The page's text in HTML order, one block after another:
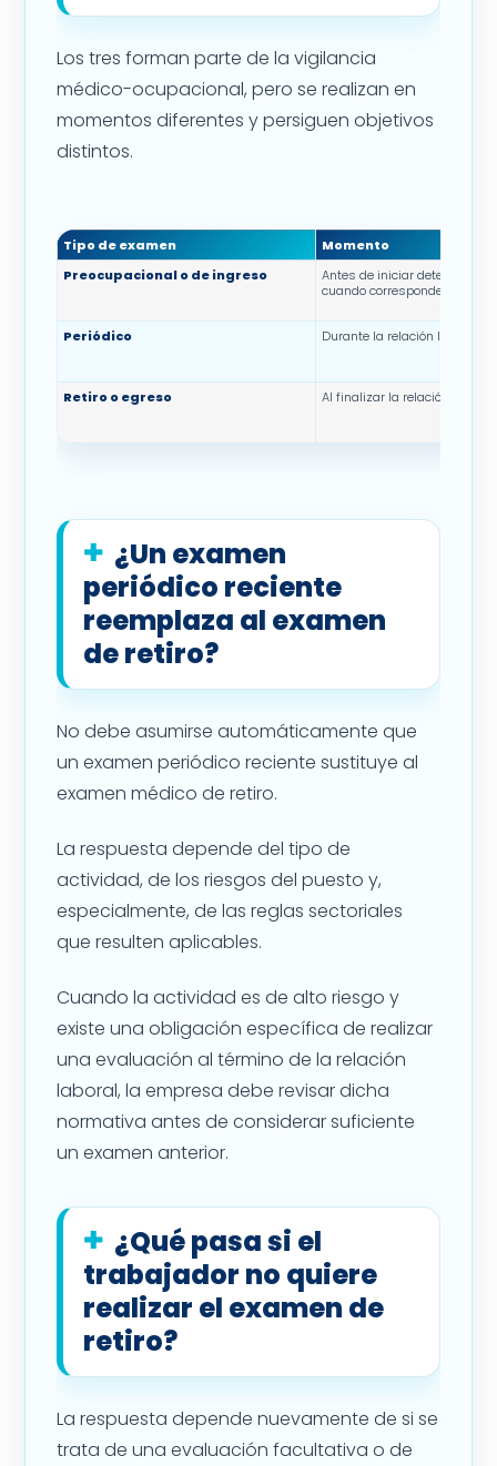
Los tres forman parte de la vigilancia
médico-ocupacional, pero se realizan en
momentos diferentes y persiguen objetivos
distintos.
Tipo de examen
Momento
Preocupacional o de ingreso
Antes de iniciar
cuando corresponde.
Periódico Durante la relación laboral.
Retiro o egreso Al finalizar la relación laboral.
¿Un examen
periódico reciente
reemplaza al examen
de retiro?
No debe asumirse automáticamente que
un examen periódico reciente sustituye al
examen médico de retiro.
La respuesta depende del tipo de
actividad, de los riesgos del puesto y,
especialmente, de las reglas sectoriales
que resulten aplicables.
Cuando la actividad es de alto riesgo y
existe una obligación específica de realizar
una evaluación al término de la relación
laboral, la empresa debe revisar dicha
normativa antes de considerar suficiente
un examen anterior.
¿Qué pasa si el
trabajador no quiere
realizar el examen de
retiro?
La respuesta depende nuevamente de si se
trata de una evaluación facultativa o de